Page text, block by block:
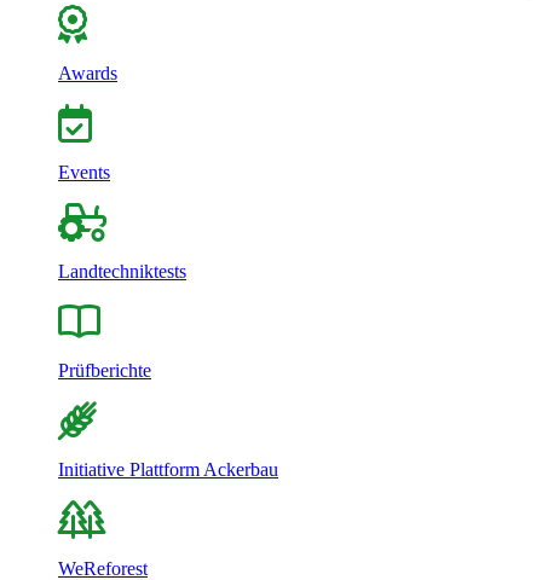
Awards
Events
Landtechniktests
Prüfberichte
Initiative Plattform Ackerbau
WeReforest